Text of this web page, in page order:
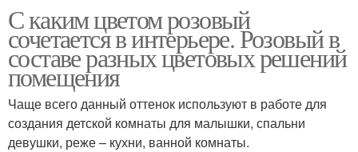
С каким цветом розовый
сочетается в интерьере. Розовый в
составе разных цветовых решений
помещения
Чаще всего данный оттенок используют в работе для
создания детской комнаты для малышки, спальни
девушки, реже – кухни, ванной комнаты.